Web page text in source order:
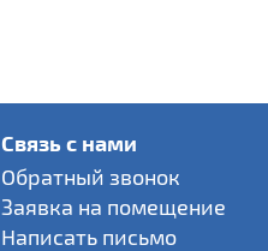
Связь с нами
Обратный звонок
Заявка на помещение
Написать письмо